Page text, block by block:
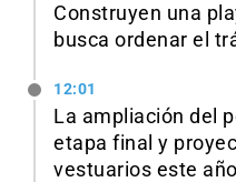
Construyen una
busca ordenar el
12:01
La ampliación del
etapa final y
vestuarios este año